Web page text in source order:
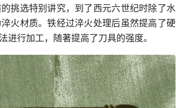
挑选特别讲究，到了西元六世纪时除了水
火材质。铁经过淬火处理后虽然提高了硬
行加工，随著提高了刀具的强度。